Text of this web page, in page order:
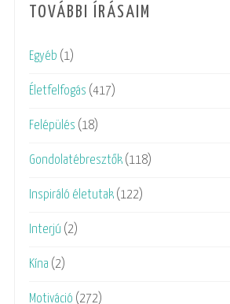
TOVÁBBI ÍRÁSAIM
Egyéb (1)
Életfelfogás (417)
Felépülés (18)
Gondolatébresztők (118)
Inspiráló életutak (122)
Interjú (2)
Kína (2)
Motiváció (272)